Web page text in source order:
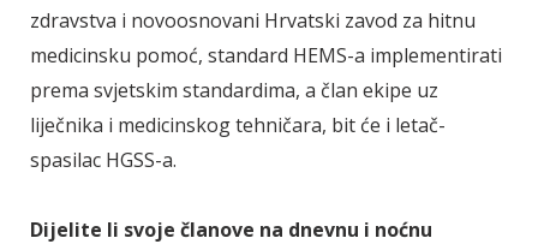
zdravstva i novoosnovani Hrvatski zavod za hitnu
medicinsku pomoć, standard HEMS-a implementirati
prema svjetskim standardima, a član ekipe uz
liječnika i medicinskog tehničara, bit će i letač-
spasilac HGSS-a.
Dijelite li svoje članove na dnevnu i noćnu